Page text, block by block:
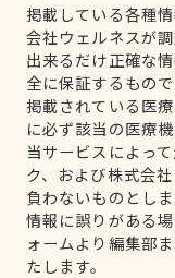
掲載している各種
会社ウェルネスが
出来るだけ正確な
全に保証するもので
掲載されている医
に必ず該当の医療
当サービスによっ
ク、および株式会
負わないものとしま
情報に誤りがある
ォームより編集部
たします。